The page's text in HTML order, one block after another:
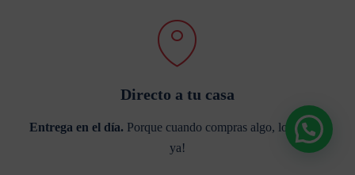
Directo a tu casa
Entrega en el día. Porque cuando compras algo, lo quieres
ya!